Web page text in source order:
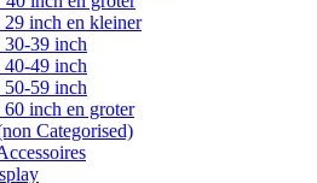
inch en kleiner
39 inch
49 inch
59 inch
inch en groter
Categorised)